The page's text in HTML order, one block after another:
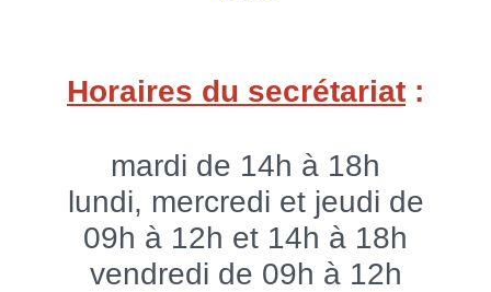
Horaires du secrétariat :
mardi de 14h à 18h
lundi, mercredi et jeudi de
09h à 12h et 14h à 18h
vendredi de 09h à 12h